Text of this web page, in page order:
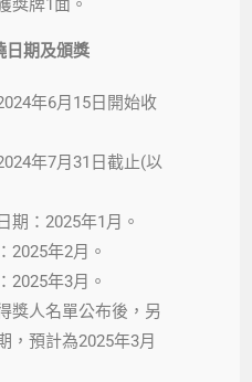
獎牌1面。
日期及頒獎
年6月15日開始收
年7月31日截止(以
期：2025年1月。
2025年2月。
2025年3月。
獎人名單公布後，另
，預計為2025年3月